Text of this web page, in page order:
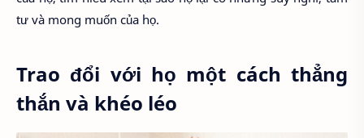
tư và mong muốn của họ.
Trao đổi với họ một cách thẳng
thắn và khéo léo